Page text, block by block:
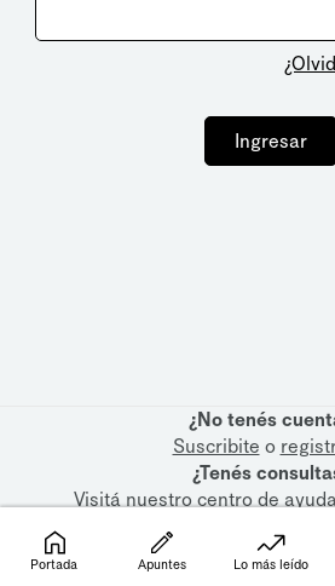
Ingresar
¿No tenés
Suscribite o
¿Tenés
Visitá nuestrocentro de
Portada Apuntes Lo más leído